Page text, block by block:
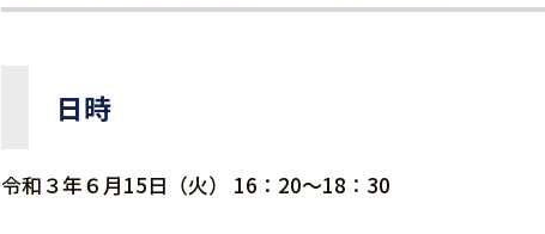
日時
令和３年６月15日（火） 16：20～18：30